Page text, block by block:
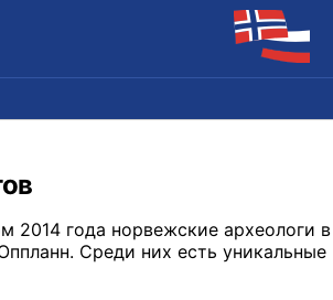
года норвежские археологи в
Среди них есть уникальные